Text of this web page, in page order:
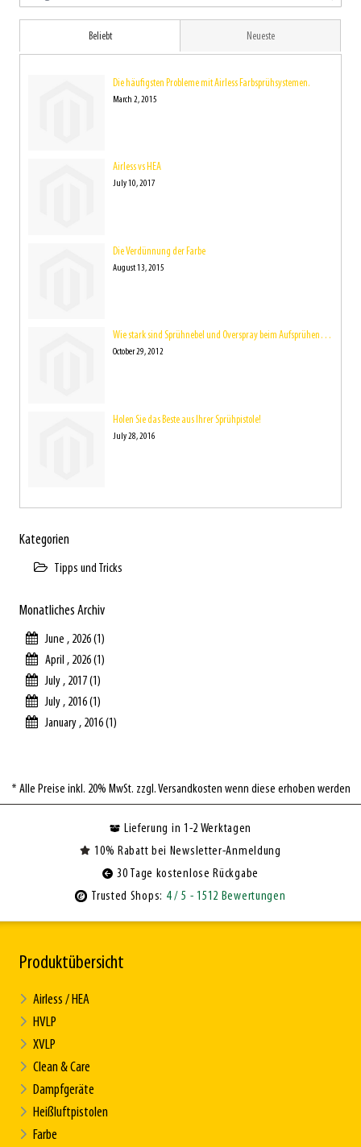
Beliebt
Die häufigsten Probleme mit Airless Farbsprühsystemen.
March 2, 2015
Airless vs HEA
July 10, 2017
Die Verdünnung der Farbe
August 13, 2015
Wie stark sind Sprühnebel und Overspray beim Aufsprühen der Farbe eigentlich?
October 29, 2012
Holen Sie das Beste aus Ihrer Sprühpistole!
July 28, 2016
Neueste
Kategorien
Tipps und Tricks
Monatliches Archiv
June , 2026 (1)
April , 2026 (1)
July , 2017 (1)
July , 2016 (1)
January , 2016 (1)
* Alle Preise inkl. 20% MwSt. zzgl. Versandkosten wenn diese erhoben werden
Lieferung in 1-2 Werktagen
10% Rabatt bei Newsletter-Anmeldung
30 Tage kostenlose Rückgabe
Trusted Shops: 4/ 5 - 1512 Bewertungen
Produktübersicht
Airless / HEA
HVLP
XVLP
Clean & Care
Dampfgeräte
Heißluftpistolen
Farbe